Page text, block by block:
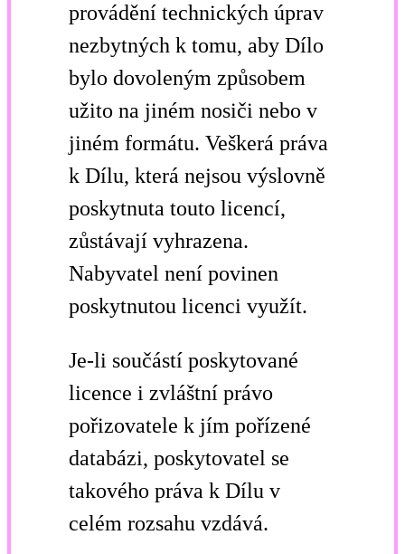
provádění technických úprav
nezbytných k tomu, aby Dílo
bylo dovoleným způsobem
užito na jiném nosiči nebo v
jiném formátu. Veškerá práva
k Dílu, která nejsou výslovně
poskytnuta touto licencí,
zůstávají vyhrazena.
Nabyvatel není povinen
poskytnutou licenci využít.
Je-li součástí poskytované
licence i zvláštní právo
pořizovatele k jím pořízené
databázi, poskytovatel se
takového práva k Dílu v
celém rozsahu vzdává.